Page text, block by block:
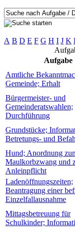
A B D E F G H I J K
Aufgabe
Amtliche
Gemeinde; Erhalt
Bürgermeister- und
Gemeinderatswahlen;
Durchführung
Grundstücke;
Betretungs- und
Hund; Anordnung
Maulkorbzwang und
Anleinpflicht
Ladenöffnungszeiten;
Beantragung einer
Einzelfallausnahme
Mittagsbetreuung für
Schulkinder;